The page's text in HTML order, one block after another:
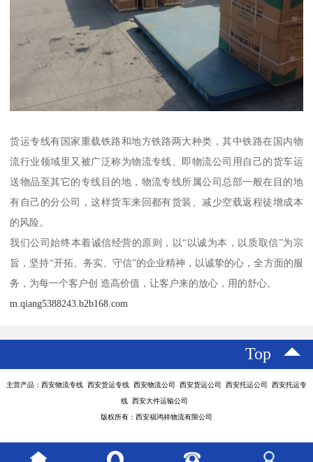
货运专线有国家重载铁路和地方铁路两大种类，其中铁路在国内物
流行业领域里又被广泛称为物流专线、即物流公司用自己的货车运
送物品至其它的专线目的地，物流专线所属公司总部一般在目的地
有自己的分公司，这样货车来回都有货装、减少空载返程徒增成本
的风险。
我们公司始终本着诚信经营的原则，以“以诚为本，以质取信”为宗
旨，坚持“开拓、务实、守信”的企业精神，以诚挚的心，全方面的服
务，为每一个客户创 造高价值，让客户来的放心，用的舒心。
m.qiang5388243.b2b168.com
Top
主营产品：西安物流专线 西安货运专线 西安物流公司 西安货运公司 西安托运公司 西安托运专
线 西安大件运输公司
版权所有：西安福鸿祥物流有限公司